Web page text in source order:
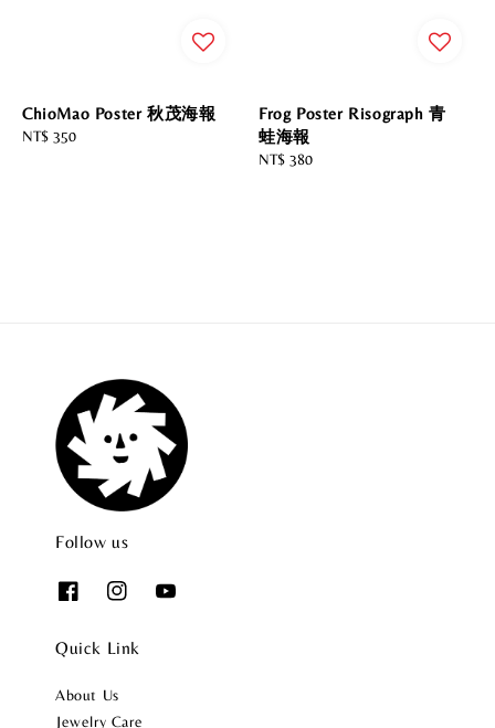
ChioMao Poster 秋茂海報
Regular
NT$ 350
Frog Poster Risograph 青
蛙海報
Regular
NT$ 380
Follow us
Quick Link
About Us
Jewelry Care